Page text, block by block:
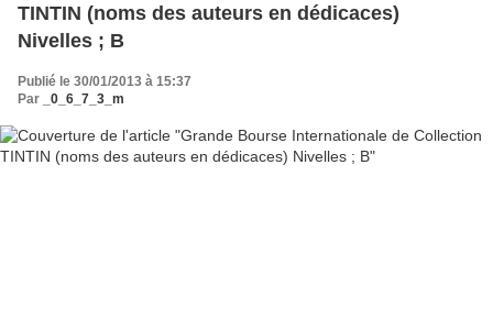
TINTIN (noms des auteurs en dédicaces)
Nivelles ; B
Publié le 30/01/2013 à 15:37
Par
_0_6_7_3_m